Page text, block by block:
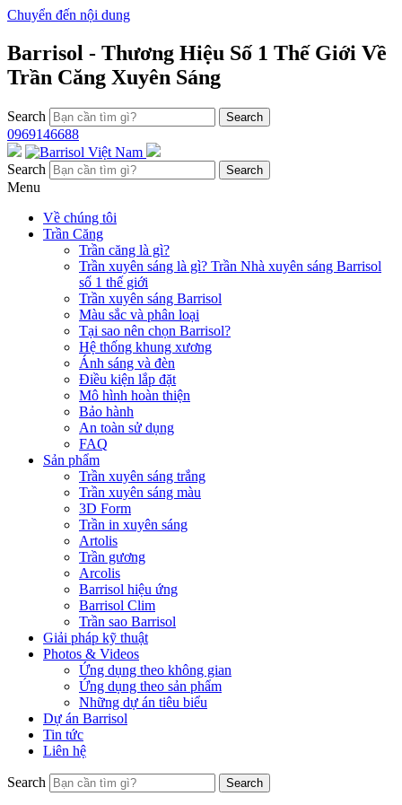
Chuyển đến nội dung
Barrisol - Thương Hiệu Số 1 Thế Giới Về
Trần Căng Xuyên Sáng
Search
0969146688
Search
Menu
Về chúng tôi
Trần Căng
Trần căng là gì?
Trần xuyên sáng là gì? Trần Nhà xuyên sáng Barrisol
số 1 thế giới
Trần xuyên sáng Barrisol
Màu sắc và phân loại
Tại sao nên chọn Barrisol?
Hệ thống khung xương
Ánh sáng và đèn
Điều kiện lắp đặt
Mô hình hoàn thiện
Bảo hành
An toàn sử dụng
FAQ
Sản phẩm
Trần xuyên sáng trắng
Trần xuyên sáng màu
3D Form
Trần in xuyên sáng
Artolis
Trần gương
Arcolis
Barrisol hiệu ứng
Barrisol Clim
Trần sao Barrisol
Giải pháp kỹ thuật
Photos & Videos
Ứng dụng theo không gian
Ứng dụng theo sản phẩm
Những dự án tiêu biểu
Dự án Barrisol
Tin tức
Liên hệ
Search